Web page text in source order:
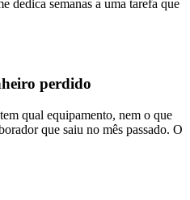
dedica semanas a uma tarefa que
perdido
qual equipamento, nem o que
que saiu no mês passado. O